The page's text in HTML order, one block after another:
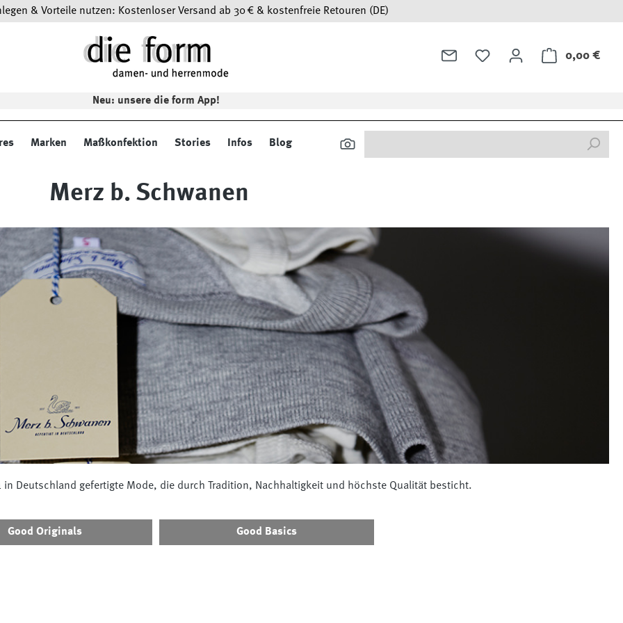
& Vorteile nutzen: Kostenloser Versand ab 30 € & kostenfreie Retouren (DE)
0,00 €
Neu: unsere die form App!
Marken Maßkonfektion Stories Infos Blog
Merz b. Schwanen
in Deutschland gefertigte Mode, die durch Tradition, Nachhaltigkeit und höchste Qualität besticht.
Good Originals Good Basics